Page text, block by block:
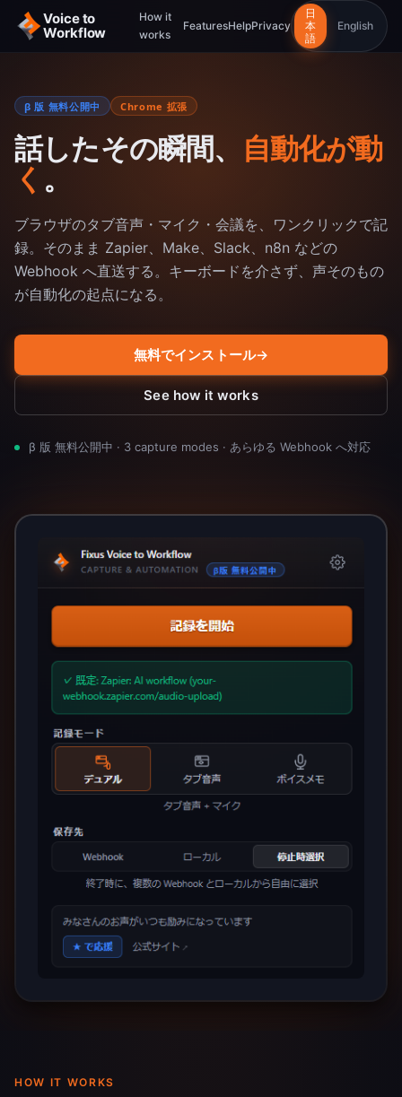
Voice to
Workflow
How it
works
FeaturesHelpPrivacy
日
本
語
English
β 版 無料公開中 Chrome 拡張
話したその瞬間、
自動化が動
く 。
ブラウザのタブ音声・マイク・会議を、ワンクリックで記
録。そのまま Zapier、Make、Slack、n8n などの
Webhook へ直送する。キーボードを介さず、声そのもの
が自動化の起点になる。
無料でインストール→
See how it works
β 版 無料公開中 · 3 capture modes · あらゆる Webhook へ対応
HOW IT WORKS